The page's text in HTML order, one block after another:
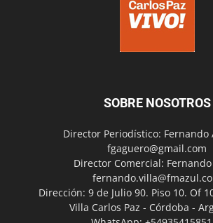
SOBRE NOSOTROS
Director Periodístico: Fernando
fgaguero@gmail.com
Director Comercial:
Dirección: 9 de Julio 90. Piso 10. Of
Villa Carlos Paz - Córdoba -